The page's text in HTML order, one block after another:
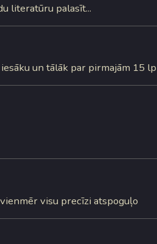
literatūru palasīt...
un tālāk par pirmajām 15
visu precīzi atspoguļo